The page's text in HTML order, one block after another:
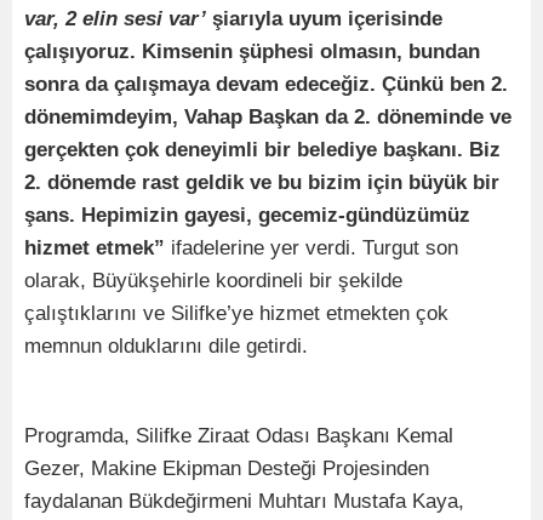
var, 2 elin sesi var’ şiarıyla uyum içerisinde
çalışıyoruz. Kimsenin şüphesi olmasın, bundan
sonra da çalışmaya devam edeceğiz. Çünkü ben 2.
dönemimdeyim, Vahap Başkan da 2. döneminde ve
gerçekten çok deneyimli bir belediye başkanı. Biz
2. dönemde rast geldik ve bu bizim için büyük bir
şans. Hepimizin gayesi, gecemiz-gündüzümüz
hizmet etmek” ifadelerine yer verdi. Turgut son
olarak, Büyükşehirle koordineli bir şekilde
çalıştıklarını ve Silifke’ye hizmet etmekten çok
memnun olduklarını dile getirdi.
Programda, Silifke Ziraat Odası Başkanı Kemal
Gezer, Makine Ekipman Desteği Projesinden
faydalanan Bükdeğirmeni Muhtarı Mustafa Kaya,